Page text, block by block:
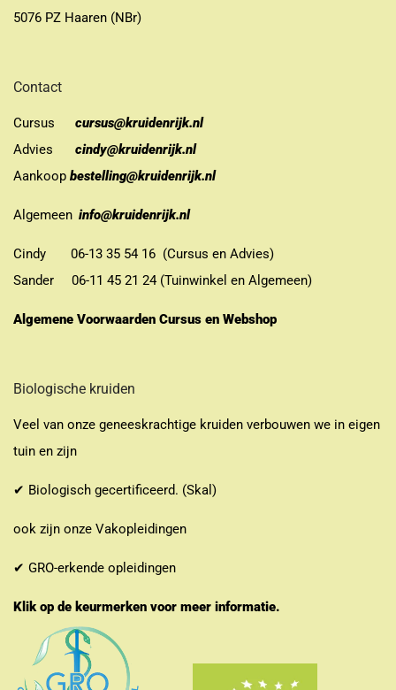
5076 PZ Haaren (NBr)
Contact
Cursus
cursus@kruidenrijk.nl
Advies
cindy@kruidenrijk.nl
Aankoop bestelling@kruidenrijk.nl
Algemeen info@kruidenrijk.nl
Cindy 06-13 35 54 16 (Cursus en Advies)
Sander 06-11 45 21 24 (Tuinwinkel en Algemeen)
Algemene Voorwaarden Cursus en Webshop
Biologische kruiden
Veel van onze geneeskrachtige kruiden verbouwen we in eigen
tuin en zijn
✔ Biologisch gecertificeerd. (Skal)
ook zijn onze Vakopleidingen
✔ GRO-erkende opleidingen
Klik op de keurmerken voor meer informatie.